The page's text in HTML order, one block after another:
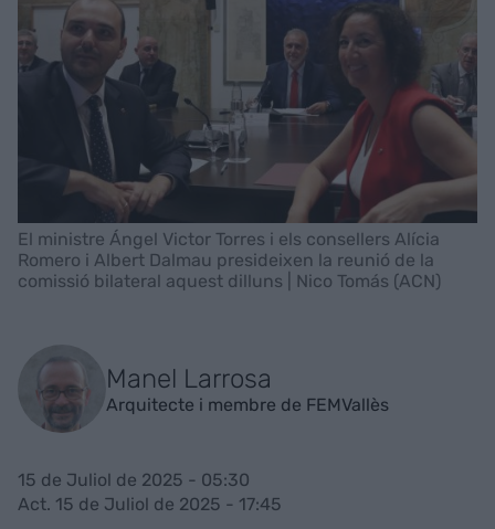
El ministre Ángel Victor Torres i els consellers Alícia
Romero i Albert Dalmau presideixen la reunió de la
comissió bilateral aquest dilluns | Nico Tomás (ACN)
Manel Larrosa
Arquitecte i membre de FEMVallès
15 de Juliol de 2025 - 05:30
Act. 15 de Juliol de 2025 - 17:45